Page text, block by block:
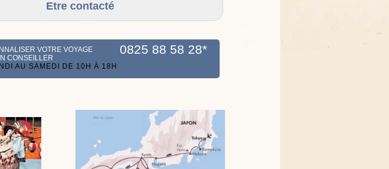
VOTRE VOYAGE
CONSEILLER
0825 88 58 28*
AU SAMEDI DE 10H À 18H